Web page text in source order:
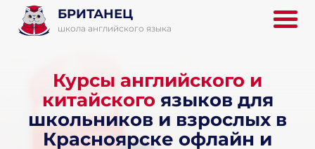
БРИТАНЕЦ
школа английского языка
Курсы английского и
китайского языков для
школьников и взрослых в
Красноярске офлайн и